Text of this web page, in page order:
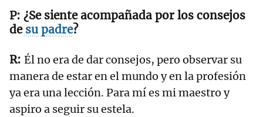
¿Se siente acompañada por los consejos
desu padre?
Él no era de dar consejos, pero observar su
manera de estar en el mundo y en la profesión
ya era una lección. Para mí es mi maestro y
aspiro a seguir su estela.